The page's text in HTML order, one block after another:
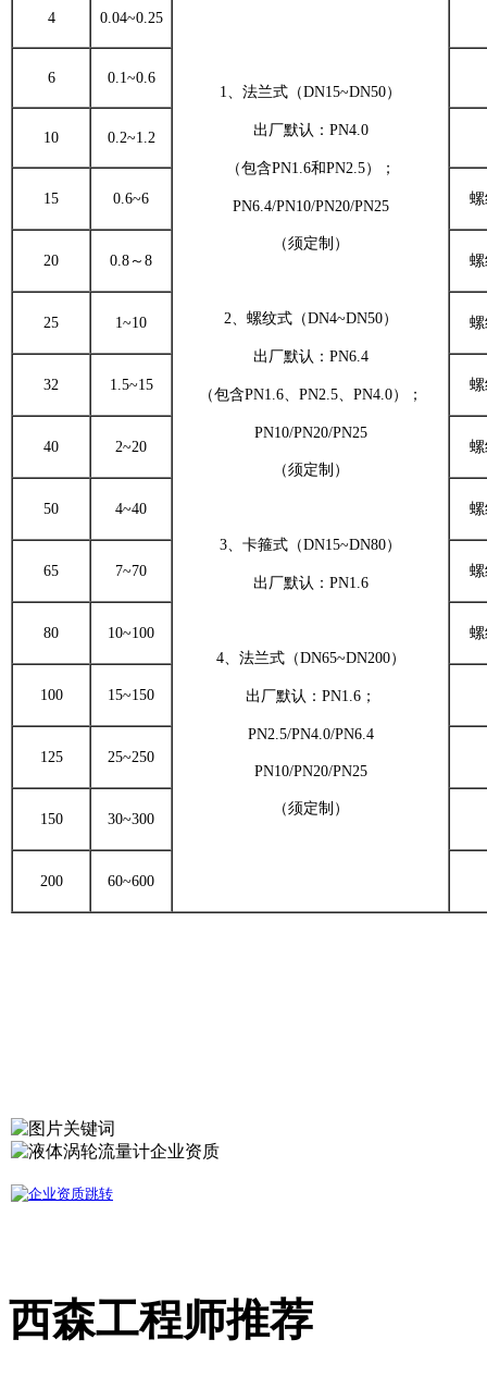
4 0.04~0.25
1、法兰式（DN15~DN50）
出厂默认：PN4.0
（包含PN1.6和PN2.5）；
PN6.4/PN10/PN20/PN25
（须定制）
2、螺纹式（DN4~DN50）
出厂默认：PN6.4
（包含PN1.6、PN2.5、PN4.0）；
PN10/PN20/PN25
（须定制）
3、卡箍式（DN15~DN80）
出厂默认：PN1.6
4、法兰式（DN65~DN200）
出厂默认：PN1.6；
PN2.5/PN4.0/PN6.4
PN10/PN20/PN25
（须定制）
6 0.1~0.6
10 0.2~1.2
15 0.6~6
20 0.8～8
25 1~10
32 1.5~15
40 2~20
50 4~40
65 7~70
80 10~100
100 15~150
125 25~250
150 30~300
200 60~600
西森工程师推荐